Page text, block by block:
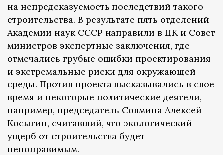
на непредсказуемость последствий такого
строительства. В результате пять отделений
Академии наук СССР направили в ЦК и Совет
министров экспертные заключения, где
отмечались грубые ошибки проектирования
и экстремальные риски для окружающей
среды. Против проекта высказывались в свое
время и некоторые политические деятели,
например, председатель Совмина Алексей
Косыгин, считавший, что экологический
ущерб от строительства будет
непоправимым.​